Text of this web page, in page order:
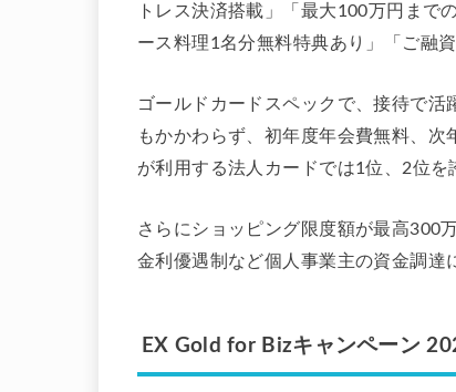
トレス決済搭載」「最大100万円まで
ース料理1名分無料特典あり」「ご融
ゴールドカードスペックで、接待で活
もかかわらず、初年度年会費無料、
が利用する法人カードでは1位、2位を
さらにショッピング限度額が最高300
金利優遇制など個人事業主の資金調達
EX Gold for Bizキャンペーン